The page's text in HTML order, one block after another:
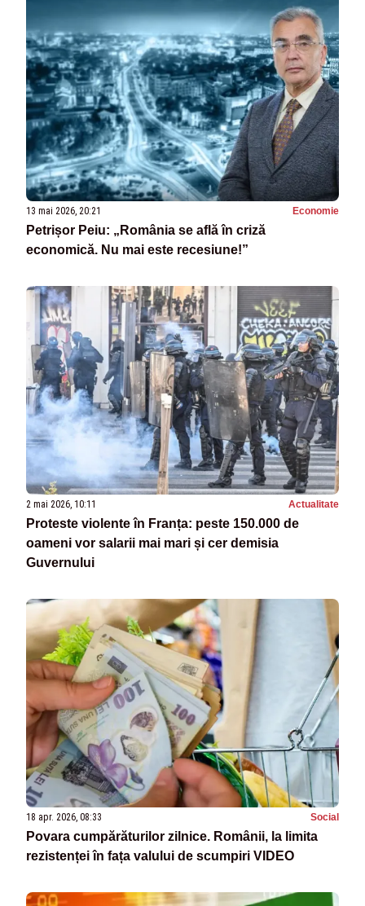
13 mai 2026, 20:21 Economie
Petrișor Peiu: „România se află în criză
economică. Nu mai este recesiune!”
2 mai 2026, 10:11 Actualitate
Proteste violente în Franța: peste 150.000 de
oameni vor salarii mai mari și cer demisia
Guvernului
18 apr. 2026, 08:33 Social
Povara cumpărăturilor zilnice. Românii, la limita
rezistenței în fața valului de scumpiri VIDEO